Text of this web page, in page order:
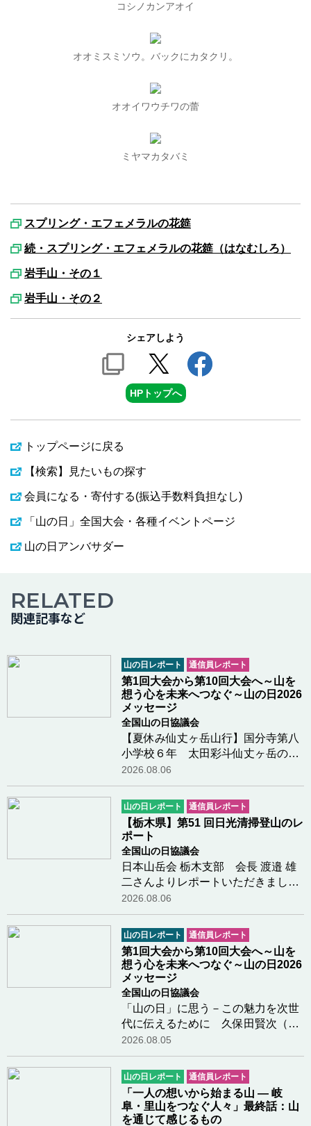
コシノカンアオイ
オオミスミソウ。バックにカタクリ。
オオイワウチワの蕾
ミヤマカタバミ
スプリング・エフェメラルの花筵
続・スプリング・エフェメラルの花筵（はなむしろ）
岩手山・その１
岩手山・その２
シェアしよう
HPトップへ
トップページに戻る
【検索】見たいもの探す
会員になる・寄付する(振込手数料負担なし)
「山の日」全国大会・各種イベントページ
山の日アンバサダー
RELATED
関連記事など
山の日レポート 通信員レポート
第1回大会から第10回大会へ～山を
想う心を未来へつなぐ～山の日2026
メッセージ
全国山の日協議会
【夏休み仙丈ヶ岳山行】国分寺第八
小学校６年 太田彩斗仙丈ヶ岳の山
頂についたときがすごく嬉しかった
し景色もきれいで感動した。仙丈小
屋で景色を見ながらコーヒーをみん
なで飲んだのが楽しかった。下山し
ているとき少し…つづきを読む
2026.08.06
山の日レポート 通信員レポート
【栃木県】第51 回日光清掃登山のレ
ポート
全国山の日協議会
日本山岳会 栃木支部 会長 渡邉 雄
二さんよりレポートいただきました
第51 回「日光清掃登山」を、県山
岳・スポーツクライミング連盟が主
催し、日光・那須山岳ガイド協会等
の各団体、国・県・市の関係団体、
一般登山者が参…つづきを読む
2026.08.06
山の日レポート 通信員レポート
第1回大会から第10回大会へ～山を
想う心を未来へつなぐ～山の日2026
メッセージ
全国山の日協議会
「山の日」に思う－この魅力を次世
代に伝えるために 久保田賢次（元
『山と溪谷』編集長、広報・デジタ
ル委員）さんよりメッセージをいた
だきました「山の日」について小中
学生に伝えるには登山の出版社に長
く勤めていたこ…つづきを読む
2026.08.05
山の日レポート 通信員レポート
「一人の想いから始まる山 ― 岐
阜・里山をつなぐ人々」最終話：山
を通じて感じるもの